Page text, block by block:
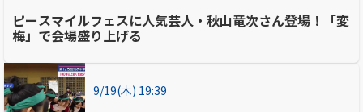
ピースマイルフェスに人気芸人・秋山竜次さん登場！「変
梅」で会場盛り上げる
9/19(木) 19:39